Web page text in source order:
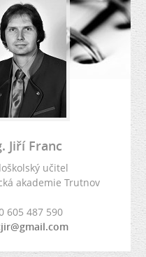
Jiří Franc
učitel
akademie Trutnov
605 487 590